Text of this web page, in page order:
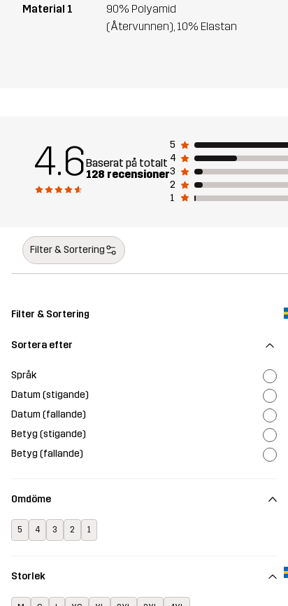
Material 1
90% Polyamid
(Återvunnen), 10% Elastan
4.6Baserat på totalt
128 recensioner
5
4
3
2
1
Filter & Sortering
Filter & Sortering
Sortera efter
Språk
Datum (stigande)
Datum (fallande)
Betyg (stigande)
Betyg (fallande)
Omdöme
5 4 3 2 1
Storlek